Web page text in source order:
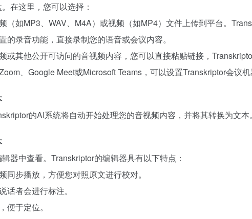
在这里，您可以选择：
（如MP3、WAV、M4A）或视频（如MP4）文件上传到平台。
的录音功能，直接录制您的语音或会议内容。
或其他公开可访问的音视频内容，您可以直接粘贴链接，
、Google Meet或Microsoft Teams，可以设置Transkriptor会议
的AI系统将自动开始处理您的音视频内容，并将其转换为文
器中查看。Transkriptor的编辑器具有以下特点：
同步播放，方便您对照原文进行校对。
话者会进行标注。
便于定位。